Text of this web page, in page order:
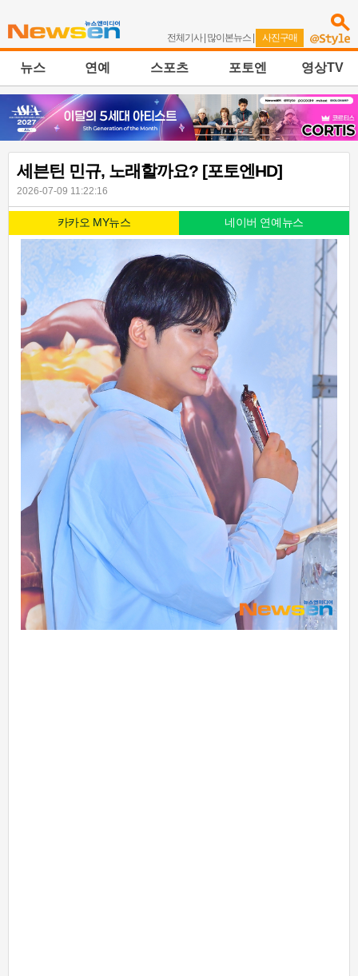
전체기사| 많이본뉴스 | 사진구매
뉴스 연예 스포츠 포토엔 영상TV
세븐틴 민규, 노래할까요? [포토엔HD]
2026-07-09 11:22:16
카카오 MY뉴스 네이버 연예뉴스